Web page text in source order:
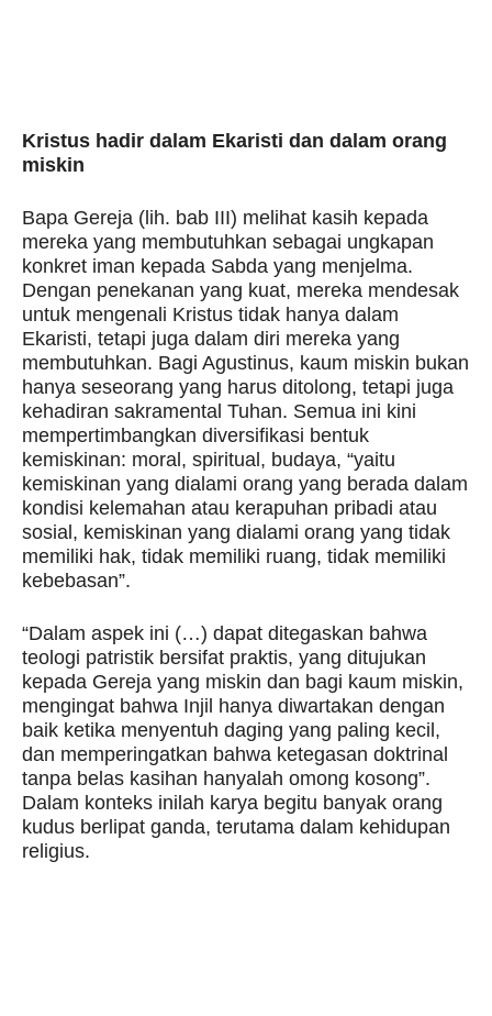
Kristus hadir dalam Ekaristi dan dalam orang
miskin
Bapa Gereja (lih. bab III) melihat kasih kepada
mereka yang membutuhkan sebagai ungkapan
konkret iman kepada Sabda yang menjelma.
Dengan penekanan yang kuat, mereka mendesak
untuk mengenali Kristus tidak hanya dalam
Ekaristi, tetapi juga dalam diri mereka yang
membutuhkan. Bagi Agustinus, kaum miskin bukan
hanya seseorang yang harus ditolong, tetapi juga
kehadiran sakramental Tuhan. Semua ini kini
mempertimbangkan diversifikasi bentuk
kemiskinan: moral, spiritual, budaya, “yaitu
kemiskinan yang dialami orang yang berada dalam
kondisi kelemahan atau kerapuhan pribadi atau
sosial, kemiskinan yang dialami orang yang tidak
memiliki hak, tidak memiliki ruang, tidak memiliki
kebebasan”.
“Dalam aspek ini (…) dapat ditegaskan bahwa
teologi patristik bersifat praktis, yang ditujukan
kepada Gereja yang miskin dan bagi kaum miskin,
mengingat bahwa Injil hanya diwartakan dengan
baik ketika menyentuh daging yang paling kecil,
dan memperingatkan bahwa ketegasan doktrinal
tanpa belas kasihan hanyalah omong kosong”.
Dalam konteks inilah karya begitu banyak orang
kudus berlipat ganda, terutama dalam kehidupan
religius.